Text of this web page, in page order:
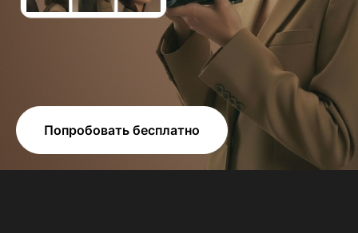
Попробовать бесплатно